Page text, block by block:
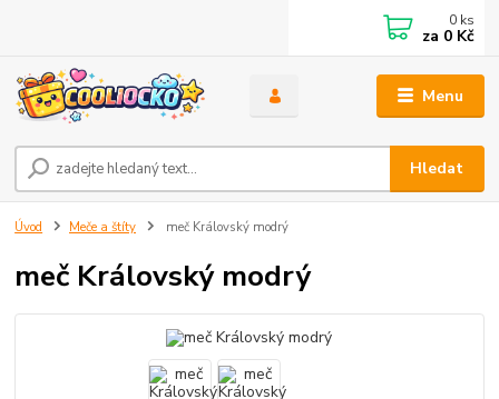
Menu
Hledat
0 ks
za 0 Kč
Úvod Meče a štíty meč Královský modrý
meč Královský modrý